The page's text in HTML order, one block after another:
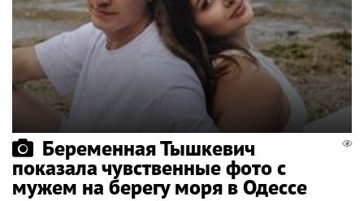
Беременная Тышкевич
показала чувственные фото с
мужем на берегу моря в Одессе